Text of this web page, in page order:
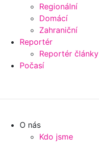
Regionální
Domácí
Zahraniční
Reportér
Reportér články
Počasí
O nás
Kdo jsme